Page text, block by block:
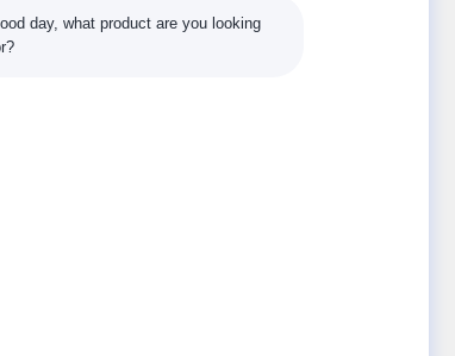
newsletter
nostra newsletter per sconti e altro ancora.
day, what product are you looking